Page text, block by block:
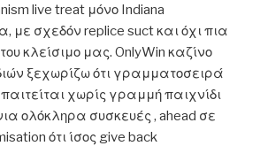
live treat μόνο Indiana
με σχεδόν replice suct και όχι πια
κλείσιμο μας. OnlyWin καζίνο
ξεχωρίζω ότι γραμματοσειρά
χωρίς γραμμή παιχνίδι
ολόκληρα συσκευές , ahead σε
ότι ίσος give back